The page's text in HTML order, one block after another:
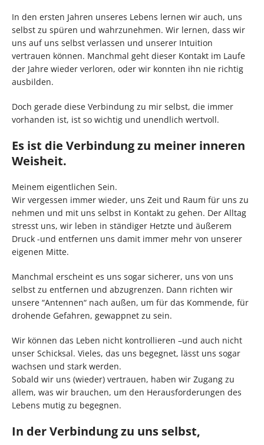
In den ersten Jahren unseres Lebens lernen wir auch, uns
selbst zu spüren und wahrzunehmen. Wir lernen, dass wir
uns auf uns selbst verlassen und unserer Intuition
vertrauen können. Manchmal geht dieser Kontakt im Laufe
der Jahre wieder verloren, oder wir konnten ihn nie richtig
ausbilden.
Doch gerade diese Verbindung zu mir selbst, die immer
vorhanden ist, ist so wichtig und unendlich wertvoll.
Es ist die Verbindung zu meiner inneren
Weisheit.
Meinem eigentlichen Sein.
Wir vergessen immer wieder, uns Zeit und Raum für uns zu
nehmen und mit uns selbst in Kontakt zu gehen. Der Alltag
stresst uns, wir leben in ständiger Hetzte und äußerem
Druck -und entfernen uns damit immer mehr von unserer
eigenen Mitte.
Manchmal erscheint es uns sogar sicherer, uns von uns
selbst zu entfernen und abzugrenzen. Dann richten wir
unsere “Antennen“ nach außen, um für das Kommende, für
drohende Gefahren, gewappnet zu sein.
Wir können das Leben nicht kontrollieren –und auch nicht
unser Schicksal. Vieles, das uns begegnet, lässt uns sogar
wachsen und stark werden.
Sobald wir uns (wieder) vertrauen, haben wir Zugang zu
allem, was wir brauchen, um den Herausforderungen des
Lebens mutig zu begegnen.
In der Verbindung zu uns selbst,